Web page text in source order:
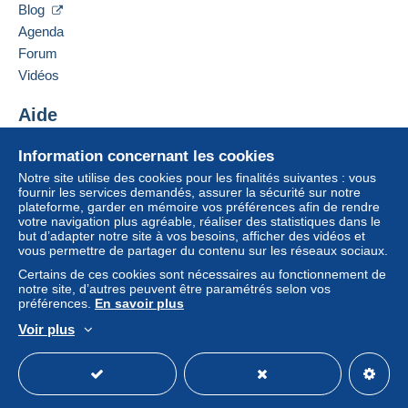
Un paiement ne passant pas par
paiement integré au site
vendeur à l’acheteur. Un achat non payé peut
entraîner des conséquences au niveau du compte
Si les conditions de vente du vendeur comportent
considérer comme nulles et non avenues. Les
conditions de paiement du site Delcampe, telles
que définies dans lesconditions d’utilisation , sont
les seules applicables.
Les achats doivent être payés dans les 14 jours
vendeur.
Garantie :
Droit de rétractation
l’acheteur.
Pour connaître les délais de retour et de
remboursement du lot, consultez les
conditions
Information concernant les cookies
Notre site utilise des cookies pour les finalités suivantes : vous
fournir les services demandés, assurer la sécurité sur notre
plateforme, garder en mémoire vos préférences afin de rendre
votre navigation plus agréable, réaliser des statistiques dans le
but d’adapter notre site à vos besoins, afficher des vidéos et
vous permettre de partager du contenu sur les réseaux sociaux.
Certains de ces cookies sont nécessaires au fonctionnement de
notre site, d’autres peuvent être paramétrés selon vos
préférences. En savoir plus
Voir plus
Blog
Agenda
Forum
Vidéos
Aide
Acheter sur Delcampe
Vendre sur Delcampe
Un site sécurisé